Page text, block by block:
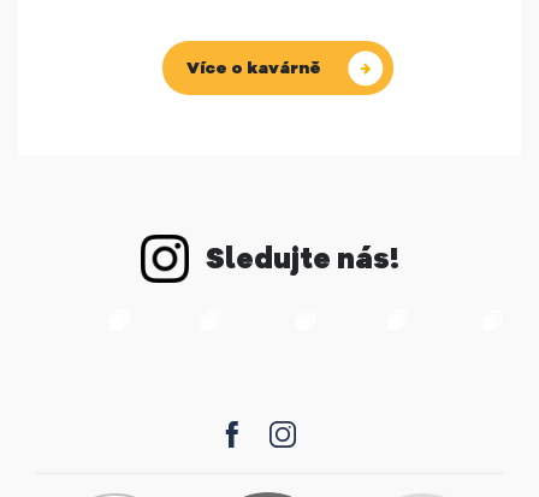
Více o kavárně
Sledujte nás!